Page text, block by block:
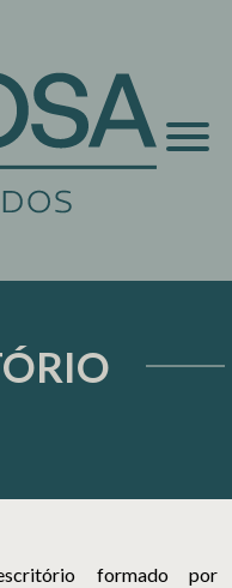
formado por